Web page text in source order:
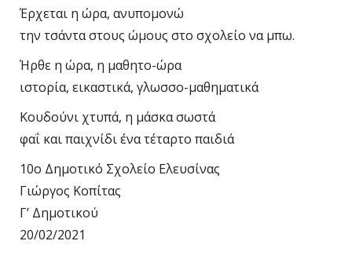
Έρχεται η ώρα, ανυπομονώ
την τσάντα στους ώμους στο σχολείο να μπω.
Ήρθε η ώρα, η μαθητο-ώρα
ιστορία, εικαστικά, γλωσσο-μαθηματικά
Κουδούνι χτυπά, η μάσκα σωστά
φαΐ και παιχνίδι ένα τέταρτο παιδιά
10ο Δημοτικό Σχολείο Ελευσίνας
Γιώργος Κοπίτας
Γ’ Δημοτικού
20/02/2021